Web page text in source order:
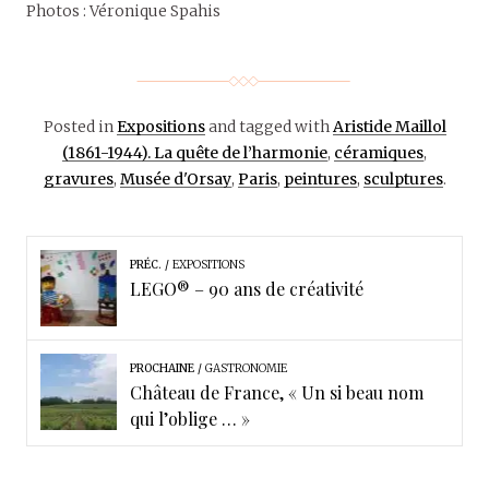
Photos : Véronique Spahis
Posted inExpositionsand tagged withAristide Maillol
(1861-1944). La quête de l’harmonie, céramiques,
gravures, Musée d'Orsay, Paris, peintures, sculptures.
PRÉC. EXPOSITIONS
LEGO® – 90 ans de créativité
PROCHAINE GASTRONOMIE
Château de France, « Un si beau nom
qui l’oblige … »